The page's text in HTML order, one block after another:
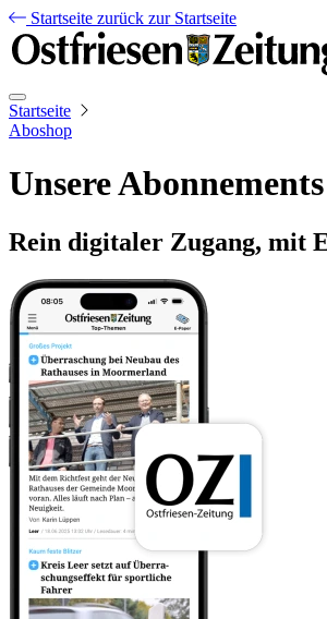
Startseite zurück zur Startseite
Startseite
Aboshop
Unsere Abonnements
Rein digitaler Zugang, mit